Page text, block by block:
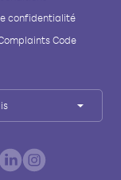
confidentialité
Code